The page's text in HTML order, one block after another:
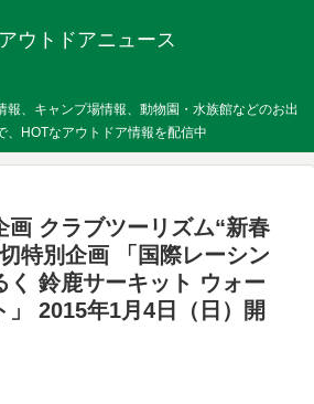
ウトドアニュース
報、キャンプ場情報、動物園・水族館などのお出
、HOTなアウトドア情報を配信中
画 クラブツーリズム“新春
特別企画 「国際レーシン
く 鈴鹿サーキット ウォー
」 2015年1月4日（日）開